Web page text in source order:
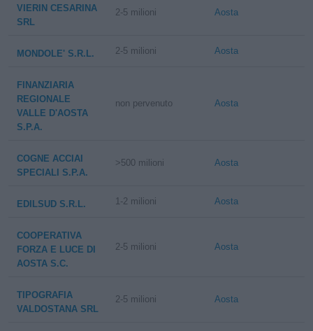
VIERIN CESARINA
SRL
2-5 milioni Aosta
MONDOLE' S.R.L. 2-5 milioni Aosta
FINANZIARIA
REGIONALE
VALLE D'AOSTA
S.P.A.
non pervenuto Aosta
COGNE ACCIAI
SPECIALI S.P.A.
>500 milioni Aosta
EDILSUD S.R.L. 1-2 milioni Aosta
COOPERATIVA
FORZA E LUCE DI
AOSTA S.C.
2-5 milioni Aosta
TIPOGRAFIA
VALDOSTANA SRL
2-5 milioni Aosta